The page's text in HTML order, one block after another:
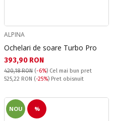
ALPINA
Ochelari de soare Turbo Pro
Текуща цена:
393,90 RON
420,18 RON (-6%) Cel mai bun pret
Pret obisnuit:
525,22 RON (-25%) Pret obisnuit
NOU %